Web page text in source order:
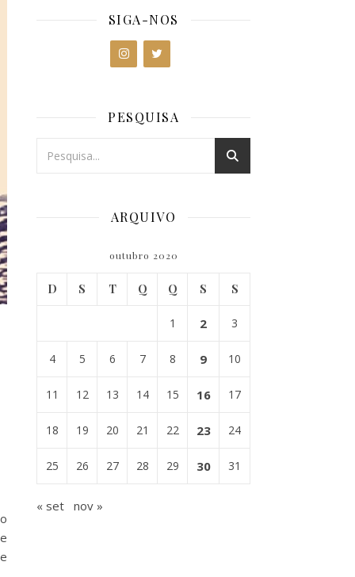
SIGA-NOS
PESQUISA
ARQUIVO
outubro 2020
D S T Q Q S S
1 2 3
4 5 6 7 8 9 10
11 12 13 14 15 16 17
18 19 20 21 22 23 24
25 26 27 28 29 30 31
« set nov »